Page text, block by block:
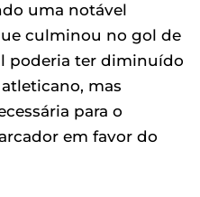
uma notável
culminou no gol de
poderia ter diminuído
mas
para o
em favor do